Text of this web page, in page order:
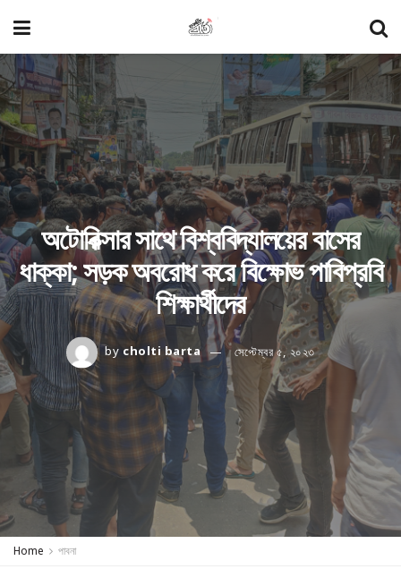
অটোরিক্সার সাথে বিশ্ববিদ্যালয়ের বাসের
ধাক্কা; সড়ক অবরোধ করে বিক্ষোভ পাবিপ্রবি
শিক্ষার্থীদের
by cholti barta সেপ্টেম্বর ৫, ২০২৩
Home পাবনা